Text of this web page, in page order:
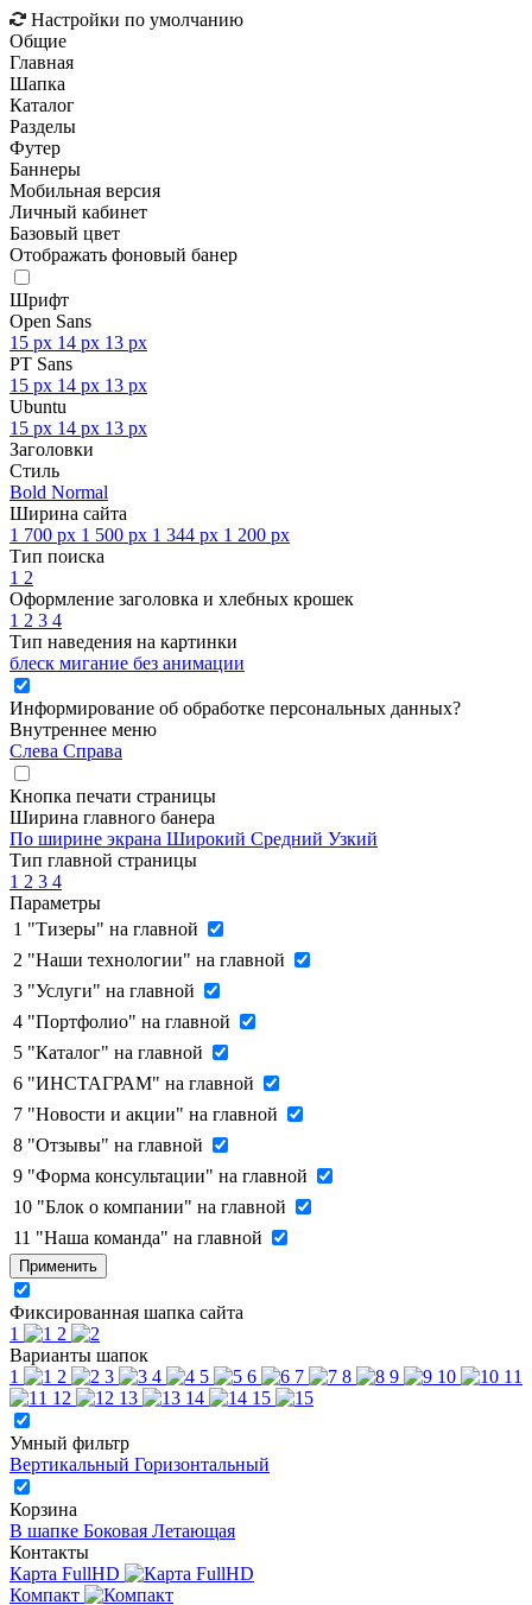
Настройки по умолчанию
Общие
Главная
Шапка
Каталог
Разделы
Футер
Баннеры
Мобильная версия
Личный кабинет
Базовый цвет
Отображать фоновый банер
Шрифт
Open Sans
15 px 14 px 13 px
PT Sans
15 px 14 px 13 px
Ubuntu
15 px 14 px 13 px
Заголовки
Стиль
Bold Normal
Ширина сайта
1 700 px 1 500 px 1 344 px 1 200 px
Тип поиска
1 2
Оформление заголовка и хлебных крошек
1 2 3 4
Тип наведения на картинки
блеск мигание без анимации
Информирование об обработке персональных данных?
Внутреннее меню
Слева Справа
Кнопка печати страницы
Ширина главного банера
По ширине экрана Широкий Средний Узкий
Тип главной страницы
1 2 3 4
Параметры
1 "Тизеры" на главной
2 "Наши технологии" на главной
3 "Услуги" на главной
4 "Портфолио" на главной
5 "Каталог" на главной
6 "ИНСТАГРАМ" на главной
7 "Новости и акции" на главной
8 "Отзывы" на главной
9 "Форма консультации" на главной
10 "Блок о компании" на главной
11 "Наша команда" на главной
Применить
Фиксированная шапка сайта
1
2
Варианты шапок
1
2 3 4 5 6 7 8 9 10
11
12
13 14 15
Умный фильтр
Вертикальный Горизонтальный
Корзина
В шапке Боковая Летающая
Контакты
Карта FullHD
Компакт